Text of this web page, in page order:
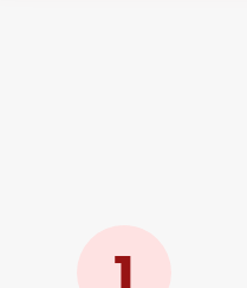
1